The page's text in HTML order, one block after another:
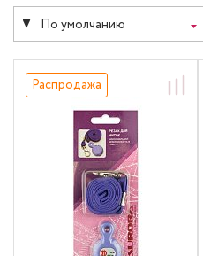
По умолчанию
Распродажа